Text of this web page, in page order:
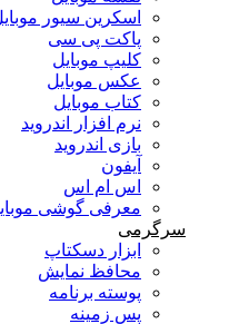
اسکرین سیور
پاکت پی سی
کلیپ موبایل
عکس موبایل
کتاب موبایل
نرم افزار اندروید
بازی اندروید
آیفون
اس ام اس
معرفی گوشی
سرگرمی
ابزار دسکتاپ
محافظ نمایش
پوسته برنامه
پس زمینه